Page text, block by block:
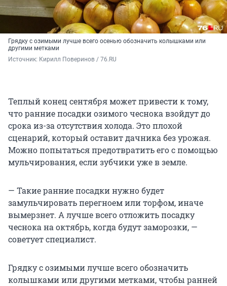
Грядку с озимыми лучше всего осенью обозначить колышками или
другими метками
Источник: Кирилл Поверинов / 76.RU
Теплый конец сентября может привести к тому,
что ранние посадки озимого чеснока взойдут до
срока из-за отсутствия холода. Это плохой
сценарий, который оставит дачника без урожая.
Можно попытаться предотвратить его с помощью
мульчирования, если зубчики уже в земле.
— Такие ранние посадки нужно будет
замульчировать перегноем или торфом, иначе
вымерзнет. А лучше всего отложить посадку
чеснока на октябрь, когда будут заморозки, —
советует специалист.
Грядку с озимыми лучше всего обозначить
колышками или другими метками, чтобы ранней